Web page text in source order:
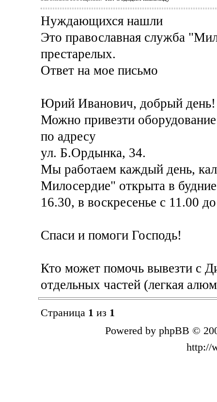
Нуждающихся нашли
Это православная служба
престарелых.
Ответ на мое письмо
Юрий Иванович, добрый день!
Можно привезти
по адресу
ул. Б.Ордынка, 34.
Мы работаем каждый день,
Милосердие" открыта в
16.30, в воскресенье с 11.00
Спаси и помоги Господь!
Кто может помочь вывезти с
отдельных частей (легкая
Страница 1 из 1
Powered by phpBB ©
http://